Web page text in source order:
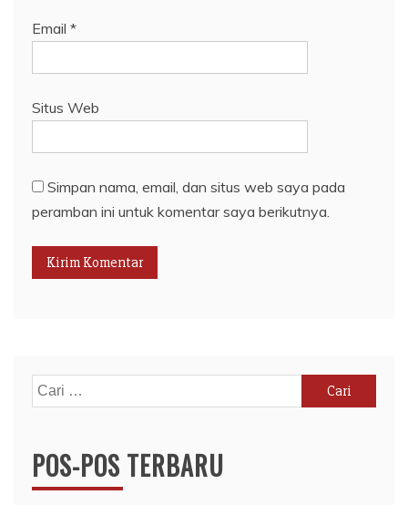
Email *
Situs Web
Simpan nama, email, dan situs web saya pada
peramban ini untuk komentar saya berikutnya.
Cari
untuk:
POS-POS TERBARU